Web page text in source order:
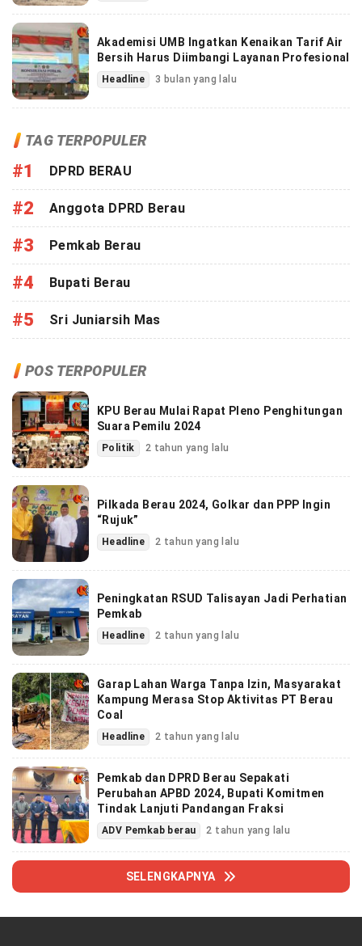
Akademisi UMB Ingatkan Kenaikan Tarif Air
Bersih Harus Diimbangi Layanan Profesional
Headline 3 bulan yang lalu
TAG TERPOPULER
#1 DPRD BERAU
#2 Anggota DPRD Berau
#3 Pemkab Berau
#4 Bupati Berau
#5 Sri Juniarsih Mas
POS TERPOPULER
KPU Berau Mulai Rapat Pleno Penghitungan
Suara Pemilu 2024
Politik 2 tahun yang lalu
Pilkada Berau 2024, Golkar dan PPP Ingin
“Rujuk”
Headline 2 tahun yang lalu
Peningkatan RSUD Talisayan Jadi Perhatian
Pemkab
Headline 2 tahun yang lalu
Garap Lahan Warga Tanpa Izin, Masyarakat
Kampung Merasa Stop Aktivitas PT Berau
Coal
Headline 2 tahun yang lalu
Pemkab dan DPRD Berau Sepakati
Perubahan APBD 2024, Bupati Komitmen
Tindak Lanjuti Pandangan Fraksi
ADV Pemkab berau 2 tahun yang lalu
SELENGKAPNYA